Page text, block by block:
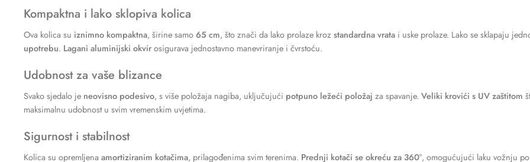
Kompaktna i lako sklopiva kolica
Ova kolica su iznimno kompaktna, širine samo65 cm, što znači da lako prolaze kroz standardna vrata i uske prolaze. Lako se sklapaju
upotrebu. Lagani aluminijski okvirosigurava jednostavno manevriranje i čvrstoću.
Udobnost za vaše blizance
Svako sjedalo je neovisno podesivo, s više položaja nagiba, uključujući potpuno ležeći položaj za spavanje. Veliki krovići s UV zaštitom
maksimalnu udobnost u svim vremenskim uvjetima.
Sigurnost i stabilnost
Kolica su opremljena amortiziranim kotačima, prilagođenima svim terenima. Prednji kotači se okreću za 360°, omogućujući laku vožnju